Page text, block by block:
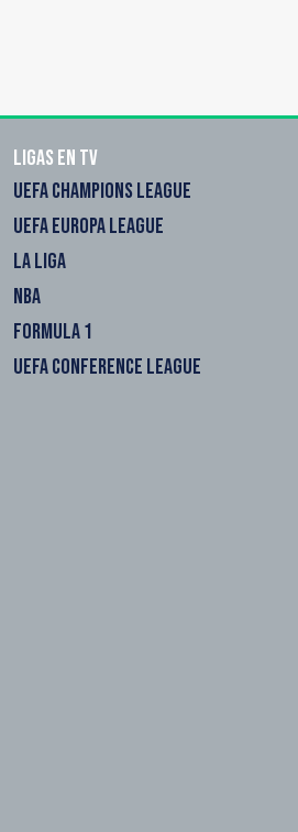
Ligas en TV
UEFA CHAMPIONS LEAGUE
UEFA EUROPA LEAGUE
LA LIGA
NBA
FORMULA 1
UEFA CONFERENCE LEAGUE